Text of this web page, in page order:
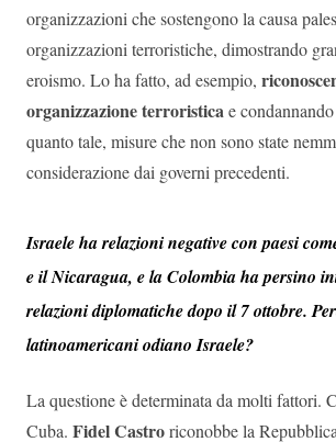
organizzazioni che sostengono la causa
organizzazioni terroristiche, dimostrando
eroismo. Lo ha fatto, ad esempio,
organizzazione terroristicae
quanto tale, misure che non sono state
considerazione dai governi precedenti.
Israele ha relazioni negative con paesi
e il Nicaragua, e la Colombia ha persino
relazioni diplomatiche dopo il 7 ottobre.
latinoamericani odiano Israele?
La questione è determinata da molti fattori.
Cuba. Fidel Castroriconobbe la